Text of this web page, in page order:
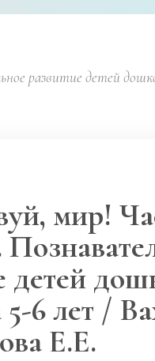
развитие детей
мир!
детей
5-6 лет /
Е.Е.